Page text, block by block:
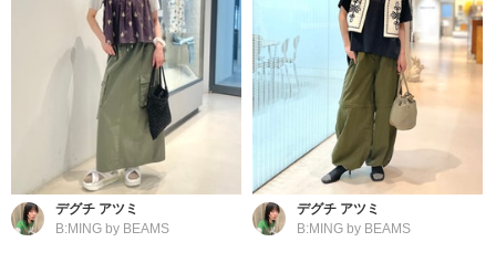
デグチ アツミ
B:MING by BEAMS
デグチ アツミ
B:MING by BEAMS